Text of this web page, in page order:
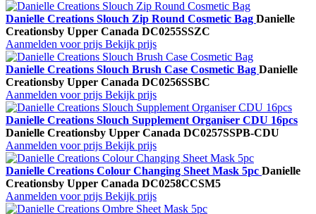
Danielle Creations Slouch Zip Round Cosmetic Bag Danielle
Creationsby Upper Canada DC0255SSZC
Aanmelden voor prijs Bekijk prijs
Danielle Creations Slouch Brush Case Cosmetic Bag Danielle
Creationsby Upper Canada DC0256SSBC
Aanmelden voor prijs Bekijk prijs
Danielle Creations Slouch Supplement Organiser CDU 16pcs
Danielle Creationsby Upper Canada DC0257SSPB-CDU
Aanmelden voor prijs Bekijk prijs
Danielle Creations Colour Changing Sheet Mask 5pc Danielle
Creationsby Upper Canada DC0258CCSM5
Aanmelden voor prijs Bekijk prijs